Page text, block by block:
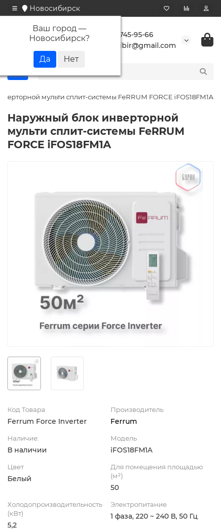
Новосибирск
Ваш город —
Новосибирск?
+7 923 745-95-66
buransibir@gmail.com
мульти сплит-системы FeRRUM FORCE iFOS18FM1A
Наружный блок инверторной
мульти сплит-системы FeRRUM
FORCE iFOS18FM1A
Код Товара
Ferrum Force Inverter
Производитель
Ferrum
Наличие:
В наличии
Модель
iFOS18FM1A
Цвет
Белый
Для помещения площадью
(м²)
50
Холодопроизводительность
(кВт)
5,2
Электропитание
1 фаза, 220 ~ 240 В, 50 Гц